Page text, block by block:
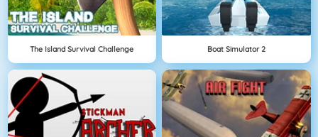
The Island Survival Challenge Boat Simulator 2